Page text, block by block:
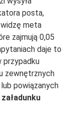
posta,
meta
zajmują 0,05
daje to
przypadku
zewnętrznych
powiązanych